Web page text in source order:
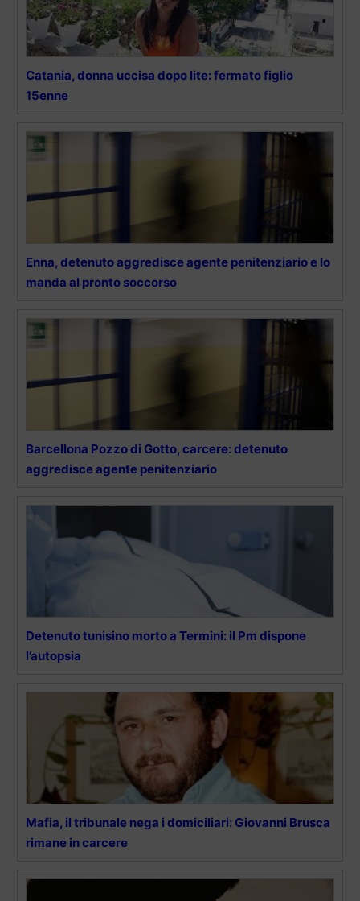
Catania, donna uccisa dopo lite: fermato figlio
15enne
Enna, detenuto aggredisce agente penitenziario e lo
manda al pronto soccorso
Barcellona Pozzo di Gotto, carcere: detenuto
aggredisce agente penitenziario
Detenuto tunisino morto a Termini: il Pm dispone
l’autopsia
Mafia, il tribunale nega i domiciliari: Giovanni Brusca
rimane in carcere